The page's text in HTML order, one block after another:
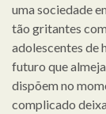
uma sociedade
tão gritantes
adolescentes de
futuro que
dispõem no
complicado